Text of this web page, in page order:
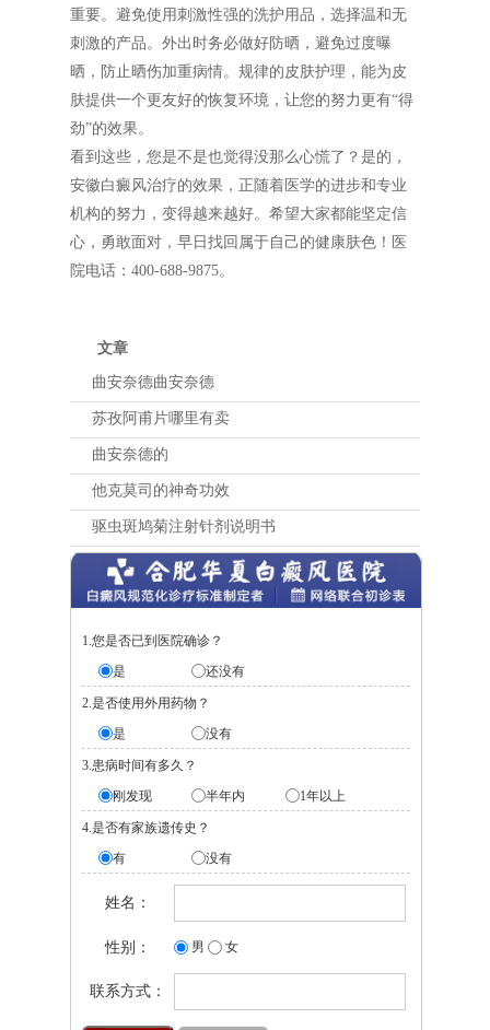
重要。避免使用刺激性强的洗护用品，选择温和无
刺激的产品。外出时务必做好防晒，避免过度曝
晒，防止晒伤加重病情。规律的皮肤护理，能为皮
肤提供一个更友好的恢复环境，让您的努力更有“得
劲”的效果。
看到这些，您是不是也觉得没那么心慌了？是的，
安徽白癜风治疗的效果，正随着医学的进步和专业
机构的努力，变得越来越好。希望大家都能坚定信
心，勇敢面对，早日找回属于自己的健康肤色！医
院电话：400-688-9875。
文章
曲安奈德曲安奈德
苏孜阿甫片哪里有卖
曲安奈德的
他克莫司的神奇功效
驱虫斑鸠菊注射针剂说明书
1.您是否已到医院确诊？
是
还没有
2.是否使用外用药物？
是
没有
3.患病时间有多久？
刚发现
半年内 1年以上
4.是否有家族遗传史？
有
没有
姓名：
性别： 男 女
联系方式：